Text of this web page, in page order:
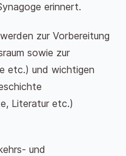
erinnert.
zur Vorbereitung
sowie zur
etc.) und wichtigen
Literatur etc.)
und